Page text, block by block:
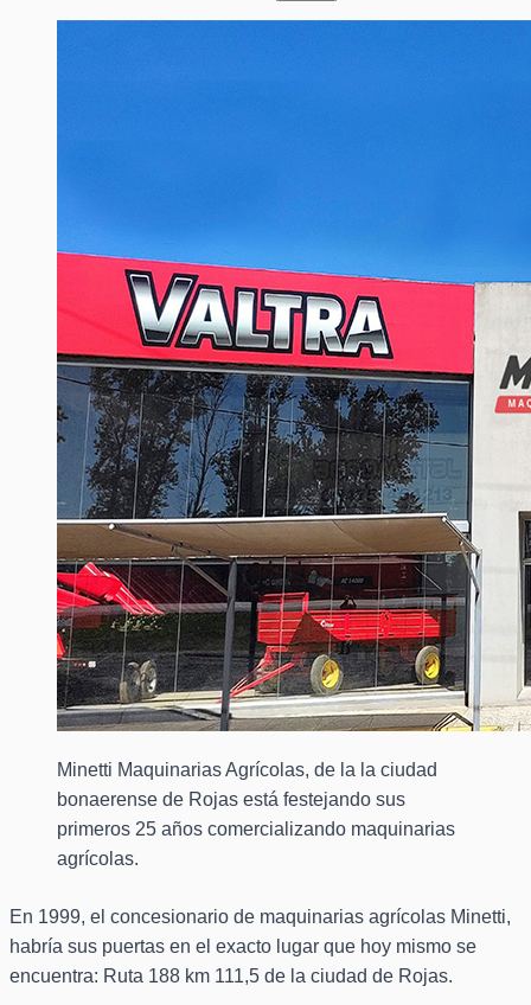
Minetti Maquinarias Agrícolas, de la la ciudad
bonaerense de Rojas está festejando sus
primeros 25 años comercializando maquinarias
agrícolas.
En 1999, el concesionario de maquinarias agrícolas Minetti,
habría sus puertas en el exacto lugar que hoy mismo se
encuentra: Ruta 188 km 111,5 de la ciudad de Rojas.